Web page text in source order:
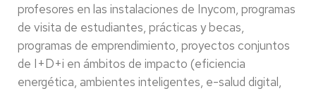
profesores en las instalaciones de Inycom, programas
de visita de estudiantes, prácticas y becas,
programas de emprendimiento, proyectos conjuntos
de I+D+i en ámbitos de impacto (eficiencia
energética, ambientes inteligentes, e-salud digital,